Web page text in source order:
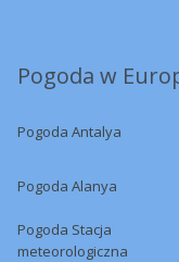
Pogoda w
Pogoda Antalya
Pogoda Alanya
Pogoda Stacja
meteorologiczna